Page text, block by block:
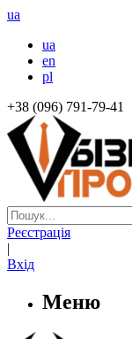
ua
ua
en
pl
+38 (096) 791-79-41
Реєстрація
|
Вхід
Меню